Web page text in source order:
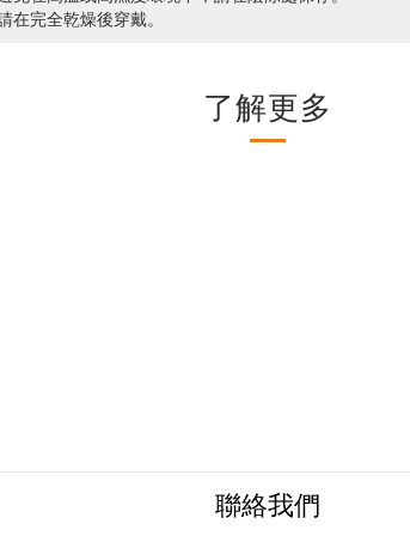
在完全乾燥後穿戴。
了解更多
聯絡我們